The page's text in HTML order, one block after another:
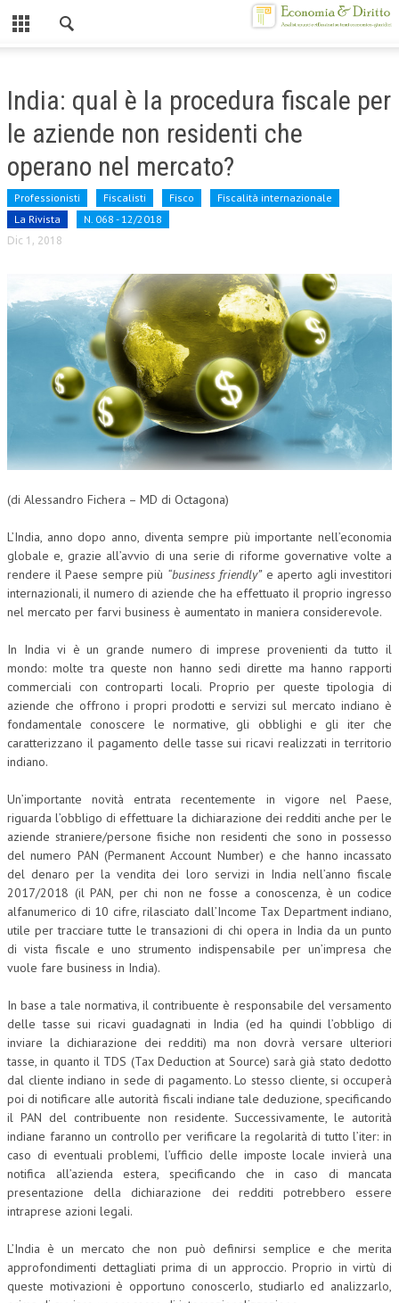
CHI SIAMO
CENTRO STUDI
ORGANIZZAZIONE
OBIETTIVI
DIREZIONE SCIENTIFICA
ALTA FORMAZIONE
CORSI CE.S.E.D.
ARCHIVIO CORSI 2015
LA RIVISTA
LA RIVISTA
COMITATO EDITORIALE
REDAZIONE
PEER REVIEW
CODICE ETICO
AUTORI
COLLABORA CON NOI
CORPORATE SOCIAL RESPONSIBILITY
ECONOMIA DELL’ARTE
INTERNAZIONALIZZAZIONE
RISORSE UMANE
MARKETING
TREASURY IN FINANCIAL SERVICES
SVILUPPO SOSTENIBILE
PERSONA E CITTÀ
DIRITTO
DIRITTO PENALE D’IMPRESA
India: qual è la procedura fiscale per
le aziende non residenti che
operano nel mercato?
Professionisti Fiscalisti Fisco
Fiscalità internazionale
La Rivista
N. 068 - 12/2018
Dic 1, 2018
(di Alessandro Fichera – MD di Octagona)
L’India, anno dopo anno, diventa sempre più importante nell’economia
globale e, grazie all’avvio di una serie di riforme governative volte a
rendere il Paese sempre più “business friendly”e aperto agli investitori
internazionali, il numero di aziende che ha effettuato il proprio ingresso
nel mercato per farvi business è aumentato in maniera considerevole.
In India vi è un grande numero di imprese provenienti da tutto il
mondo: molte tra queste non hanno sedi dirette ma hanno rapporti
commerciali con controparti locali. Proprio per queste tipologia di
aziende che offrono i propri prodotti e servizi sul mercato indiano è
fondamentale conoscere le normative, gli obblighi e gli iter che
caratterizzano il pagamento delle tasse sui ricavi realizzati in territorio
indiano.
Un’importante novità entrata recentemente in vigore nel Paese,
riguarda l’obbligo di effettuare la dichiarazione dei redditi anche per le
aziende straniere/persone fisiche non residenti che sono in possesso
del numero PAN (Permanent Account Number) e che hanno incassato
del denaro per la vendita dei loro servizi in India nell’anno fiscale
2017/2018 (il PAN, per chi non ne fosse a conoscenza, è un codice
alfanumerico di 10 cifre, rilasciato dall’Income Tax Department indiano,
utile per tracciare tutte le transazioni di chi opera in India da un punto
di vista fiscale e uno strumento indispensabile per un’impresa che
vuole fare business in India).
In base a tale normativa, il contribuente è responsabile del versamento
delle tasse sui ricavi guadagnati in India (ed ha quindi l’obbligo di
inviare la dichiarazione dei redditi) ma non dovrà versare ulteriori
tasse, in quanto il TDS (Tax Deduction at Source) sarà già stato dedotto
dal cliente indiano in sede di pagamento. Lo stesso cliente, si occuperà
poi di notificare alle autorità fiscali indiane tale deduzione, specificando
il PAN del contribuente non residente. Successivamente, le autorità
indiane faranno un controllo per verificare la regolarità di tutto l’iter: in
caso di eventuali problemi, l’ufficio delle imposte locale invierà una
notifica all’azienda estera, specificando che in caso di mancata
presentazione della dichiarazione dei redditi potrebbero essere
intraprese azioni legali.
L’India è un mercato che non può definirsi semplice e che merita
approfondimenti dettagliati prima di un approccio. Proprio in virtù di
queste motivazioni è opportuno conoscerlo, studiarlo ed analizzarlo,